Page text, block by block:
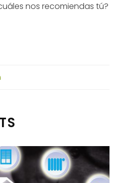
nos recomiendas tú?